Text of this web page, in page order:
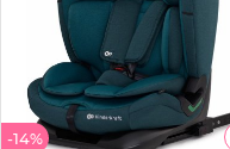
-14%